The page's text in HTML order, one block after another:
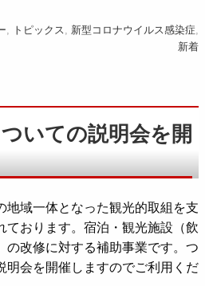
, トピックス, 新型コロナウイルス感染症,
新着
いての説明会を開
地域一体となった観光的取組を支
ております。宿泊・観光施設（飲
の改修に対する補助事業です。つ
明会を開催しますのでご利用くだ